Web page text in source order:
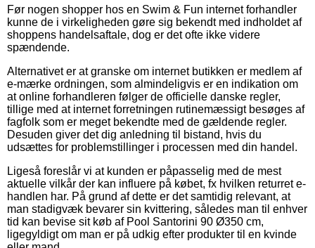
Før nogen shopper hos en Swim & Fun internet forhandler
kunne de i virkeligheden gøre sig bekendt med indholdet af
shoppens handelsaftale, dog er det ofte ikke videre
spændende.
Alternativet er at granske om internet butikken er medlem af
e-mærke ordningen, som almindeligvis er en indikation om
at online forhandleren følger de officielle danske regler,
tillige med at internet forretningen rutinemæssigt besøges af
fagfolk som er meget bekendte med de gældende regler.
Desuden giver det dig anledning til bistand, hvis du
udsættes for problemstillinger i processen med din handel.
Ligeså foreslår vi at kunden er påpasselig med de mest
aktuelle vilkår der kan influere på købet, fx hvilken returret e-
handlen har. På grund af dette er det samtidig relevant, at
man stadigvæk bevarer sin kvittering, således man til enhver
tid kan bevise sit køb af Pool Santorini 90 Ø350 cm,
ligegyldigt om man er på udkig efter produkter til en kvinde